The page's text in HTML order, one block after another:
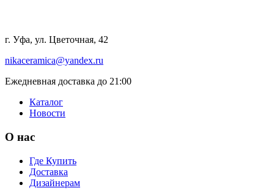
г. Уфа, ул. Цветочная, 42
nikaceramica@yandex.ru
Ежедневная доставка до 21:00
Каталог
Новости
О нас
Где Купить
Доставка
Дизайнерам